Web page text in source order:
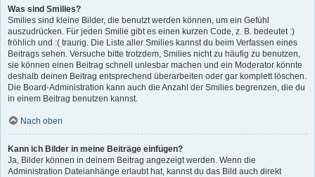
Was sind Smilies?
Smilies sind kleine Bilder, die benutzt werden können, um ein Gefühl
auszudrücken. Für jeden Smilie gibt es einen kurzen Code, z. B. bedeutet :)
fröhlich und :( traurig. Die Liste aller Smilies kannst du beim Verfassen eines
Beitrags sehen. Versuche bitte trotzdem, Smilies nicht zu häufig zu benutzen,
sie können einen Beitrag schnell unlesbar machen und ein Moderator könnte
deshalb deinen Beitrag entsprechend überarbeiten oder gar komplett löschen.
Die Board-Administration kann auch die Anzahl der Smilies begrenzen, die du
in einem Beitrag benutzen kannst.
Nach oben
Kann ich Bilder in meine Beiträge einfügen?
Ja, Bilder können in deinem Beitrag angezeigt werden. Wenn die
Administration Dateianhänge erlaubt hat, kannst du das Bild auch direkt